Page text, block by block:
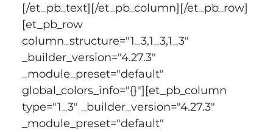
[/et_pb_text][/et_pb_column][/et_pb_row]
[et_pb_row
column_structure="1_3,1_3,1_3"
_builder_version="4.27.3"
_module_preset="default"
global_colors_info="{}"][et_pb_column
type="1_3" _builder_version="4.27.3"
_module_preset="default"